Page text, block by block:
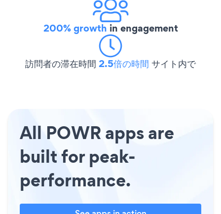
200% growth in engagement
訪問者の滞在時間 2.5倍の時間 サイト内で
All POWR apps are
built for peak-
performance.